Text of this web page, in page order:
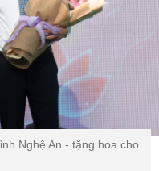
Nghệ An - tặng hoa cho